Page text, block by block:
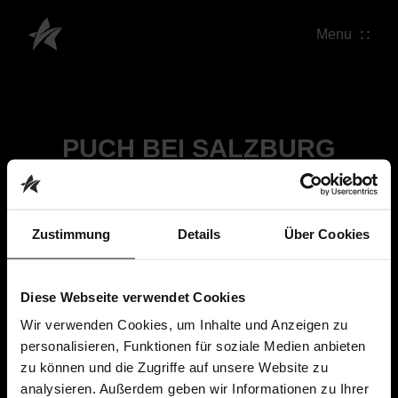
Zustimmung Details Über Cookies
Diese Webseite verwendet Cookies
Wir verwenden Cookies, um Inhalte und Anzeigen zu
personalisieren, Funktionen für soziale Medien anbieten
zu können und die Zugriffe auf unsere Website zu
analysieren. Außerdem geben wir Informationen zu Ihrer
Menu
PUCH BEI SALZBURG